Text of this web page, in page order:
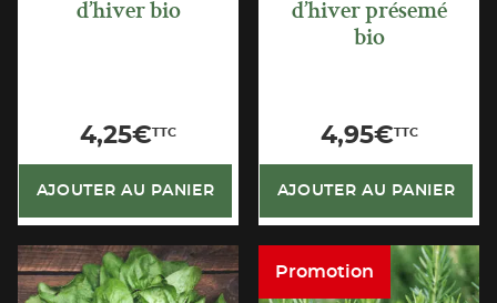
d’hiver bio
4,25€TTC
AJOUTER AU PANIER
d’hiver présemé
bio
4,95€TTC
AJOUTER AU PANIER
Promotion